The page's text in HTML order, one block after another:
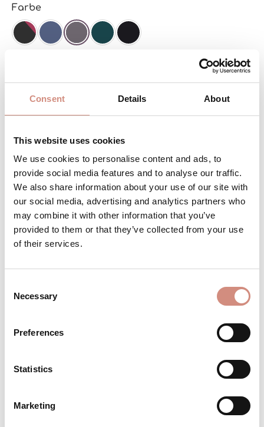
Consent Details About
This website uses cookies
We use cookies to personalise content and ads, to
provide social media features and to analyse our traffic.
We also share information about your use of our site with
our social media, advertising and analytics partners who
may combine it with other information that you’ve
provided to them or that they’ve collected from your use
of their services.
Selection
Necessary
Preferences
Statistics
Marketing
Farbeauswählen
SCHWARZ/BEERE
ICE BLUEICE GREY
GRÜN SCHWARZ/SCHWARZ
dir!
Produkt Anzahl: Gib den
Stk IN DEN WARENKORB
Produktnummer:
10.000 mm 1. Lage: 100% Polyester
MATERIAL